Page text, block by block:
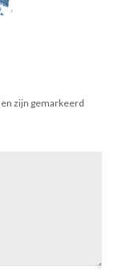
zijn gemarkeerd